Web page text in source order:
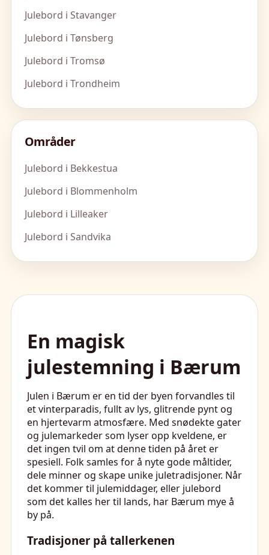
Julebord i Stavanger
Julebord i Tønsberg
Julebord i Tromsø
Julebord i Trondheim
Områder
Julebord i Bekkestua
Julebord i Blommenholm
Julebord i Lilleaker
Julebord i Sandvika
En magisk
julestemning i Bærum
Julen i Bærum er en tid der byen forvandles til
et vinterparadis, fullt av lys, glitrende pynt og
en hjertevarm atmosfære. Med snødekte gater
og julemarkeder som lyser opp kveldene, er
det ingen tvil om at denne tiden på året er
spesiell. Folk samles for å nyte gode måltider,
dele minner og skape unike juletradisjoner. Når
det kommer til julemiddager, eller julebord
som det kalles her til lands, har Bærum mye å
by på.
Tradisjoner på tallerkenen